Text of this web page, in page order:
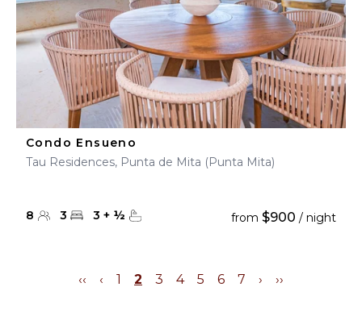
Condo Ensueno
Tau Residences, Punta de Mita (Punta Mita)
8 3 3 + ½ from $900 / night
‹‹ ‹ 1 2 3 4 5 6 7 › ››